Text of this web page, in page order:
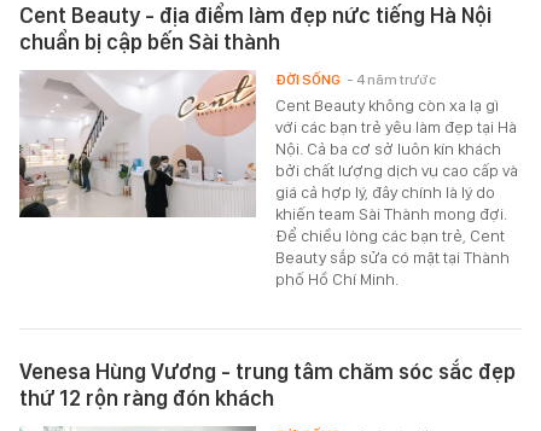
Cent Beauty - địa điểm làm đẹp nức tiếng Hà Nội
chuẩn bị cập bến Sài thành
Cent Beauty không còn xa lạ gì
với các bạn trẻ yêu làm đẹp tại Hà
Nội. Cả ba cơ sở luôn kín khách
bởi chất lượng dịch vụ cao cấp và
giá cả hợp lý, đây chính là lý do
khiến team Sài Thành mong đợi.
Để chiều lòng các bạn trẻ, Cent
Beauty sắp sửa có mặt tại Thành
phố Hồ Chí Minh.
ĐỜI SỐNG - 4 năm trước
Venesa Hùng Vương - trung tâm chăm sóc sắc đẹp
thứ 12 rộn ràng đón khách